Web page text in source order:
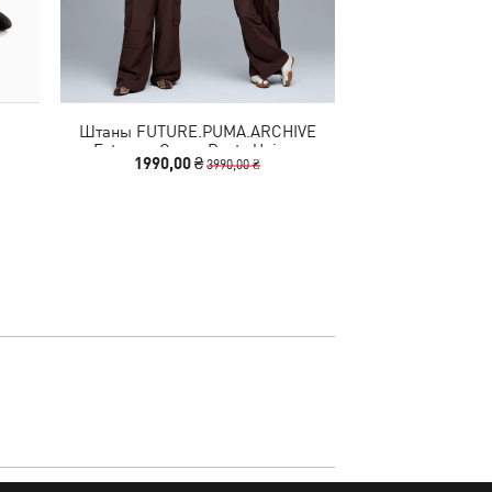
Штаны FUTURE.PUMA.ARCHIVE
Extreme Cargo Pants Unisex
1990,00 ₴3990,00 ₴